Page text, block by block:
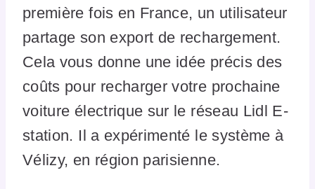
première fois en France, un utilisateur
partage son export de rechargement.
Cela vous donne une idée précis des
coûts pour recharger votre prochaine
voiture électrique sur le réseau Lidl E-
station. Il a expérimenté le système à
Vélizy, en région parisienne.